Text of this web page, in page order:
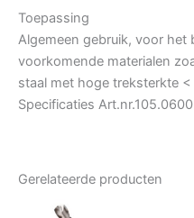
Toepassing
Algemeen gebruik, voor het
voorkomende materialen
staal met hoge treksterkte
Specificaties
Gerelateerde producten